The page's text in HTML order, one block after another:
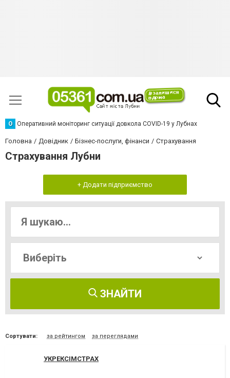
О Оперативний моніторинг ситуації довкола COVID-19 у Лубнах
Головна Довідник Бізнес-послуги, фінанси Страхування
Страхування Лубни
+ Додати підприємство
ЗНАЙТИ
Сортувати: за рейтингом за переглядами
УКРЕКСІМСТРАХ